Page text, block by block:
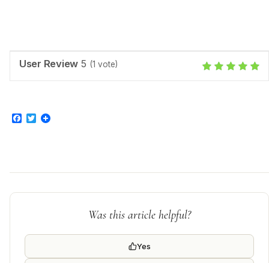
User Review 5 (1 vote)
Facebook
Twitter
Was this article helpful?
Yes